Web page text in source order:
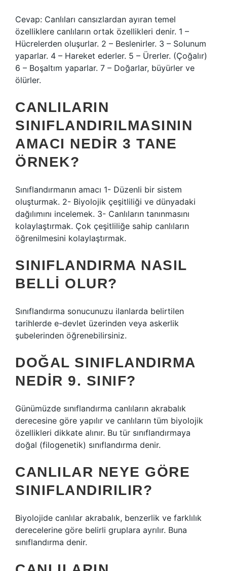
Cevap: Canlıları cansızlardan ayıran temel
özelliklere canlıların ortak özellikleri denir. 1 –
Hücrelerden oluşurlar. 2 – Beslenirler. 3 – Solunum
yaparlar. 4 – Hareket ederler. 5 – Ürerler. (Çoğalır)
6 – Boşaltım yaparlar. 7 – Doğarlar, büyürler ve
ölürler.
CANLILARIN
SINIFLANDIRILMASININ
AMACI NEDIR 3 TANE
ÖRNEK?
Sınıflandırmanın amacı 1- Düzenli bir sistem
oluşturmak. 2- Biyolojik çeşitliliği ve dünyadaki
dağılımını incelemek. 3- Canlıların tanınmasını
kolaylaştırmak. Çok çeşitliliğe sahip canlıların
öğrenilmesini kolaylaştırmak.
SINIFLANDIRMA NASIL
BELLI OLUR?
Sınıflandırma sonucunuzu ilanlarda belirtilen
tarihlerde e-devlet üzerinden veya askerlik
şubelerinden öğrenebilirsiniz.
DOĞAL SINIFLANDIRMA
NEDIR 9. SINIF?
Günümüzde sınıflandırma canlıların akrabalık
derecesine göre yapılır ve canlıların tüm biyolojik
özellikleri dikkate alınır. Bu tür sınıflandırmaya
doğal (filogenetik) sınıflandırma denir.
CANLILAR NEYE GÖRE
SINIFLANDIRILIR?
Biyolojide canlılar akrabalık, benzerlik ve farklılık
derecelerine göre belirli gruplara ayrılır. Buna
sınıflandırma denir.